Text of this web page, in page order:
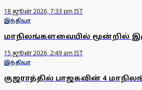
18 ஜூன் 2026, 7:33 pm IST
இந்தியா
மாநிலங்களவையில் மூன்றில்
15 ஜூன் 2026, 2:49 am IST
இந்தியா
குஜராத்தில் பாஜகவின் 4